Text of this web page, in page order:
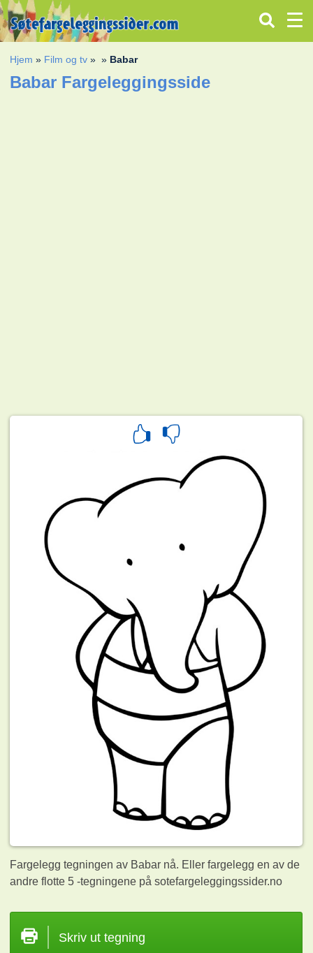
Hjem » Film og tv » » Babar
Babar Fargeleggingsside
Fargelegg tegningen av Babar nå. Eller fargelegg en av de
andre flotte 5-tegningene på sotefargeleggingssider.no
Skriv ut tegning